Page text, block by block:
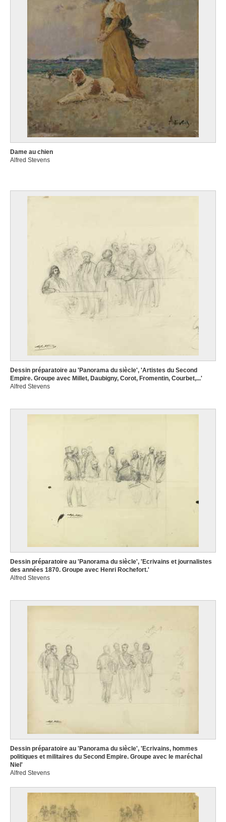
Dame au chien
Alfred Stevens
Dessin préparatoire au 'Panorama du siècle', 'Artistes du Second
Empire. Groupe avec Millet, Daubigny, Corot, Fromentin, Courbet,...'
Alfred Stevens
Dessin préparatoire au 'Panorama du siècle', 'Ecrivains et journalistes
des années 1870. Groupe avec Henri Rochefort.'
Alfred Stevens
Dessin préparatoire au 'Panorama du siècle', 'Ecrivains, hommes
politiques et militaires du Second Empire. Groupe avec le maréchal
Niel'
Alfred Stevens